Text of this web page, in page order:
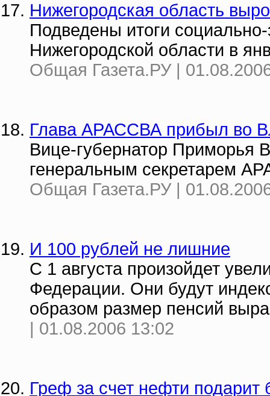
Нижегородская область
Подведены итоги
Нижегородской области в
Общая Газета.РУ |
Глава АРАССВА прибыл во
Вице-губернатор Приморья
генеральным секретарем
Общая Газета.РУ |
И 100 рублей не лишние
C 1 августа произойдет
Федерации. Они будут
образом размер пенсий
| 01.08.2006 13:02
Греф за счет нефти